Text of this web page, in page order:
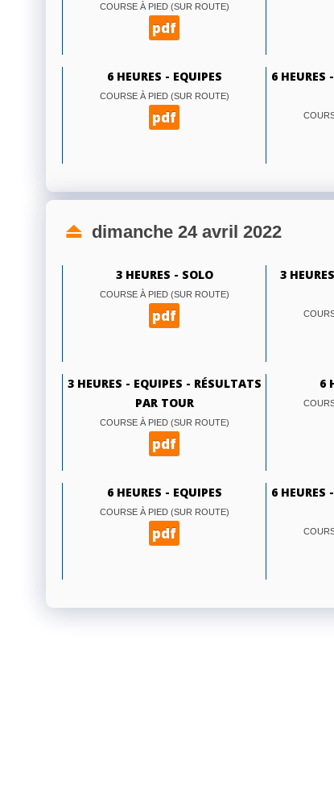
COURSE À PIED (SUR ROUTE)
pdf
6 HEURES - EQUIPES
COURSE À PIED (SUR ROUTE)
pdf
6 HEURES
dimanche 24 avril 2022
3 HEURES - SOLO
COURSE À PIED (SUR ROUTE)
pdf
3
3 HEURES - EQUIPES - RÉSULTATS
PAR TOUR
COURSE À PIED (SUR ROUTE)
pdf
6
6 HEURES - EQUIPES
COURSE À PIED (SUR ROUTE)
pdf
6 HEURES